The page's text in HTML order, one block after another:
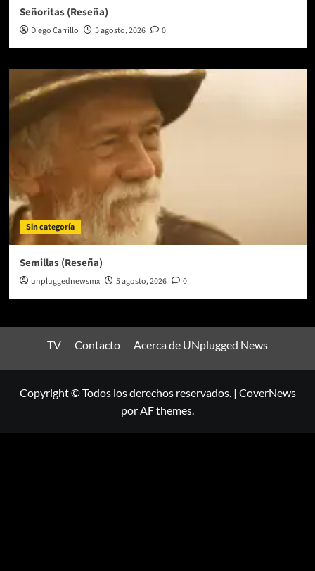
Señoritas (Reseña)
Diego Carrillo 5 agosto, 2026 0
Sin categoría
Semillas (Reseña)
unpluggednewsmx 5 agosto, 2026 0
TV Contacto Acerca de UNplugged News
Copyright © Todos los derechos reservados. | CoverNews
por AF themes.